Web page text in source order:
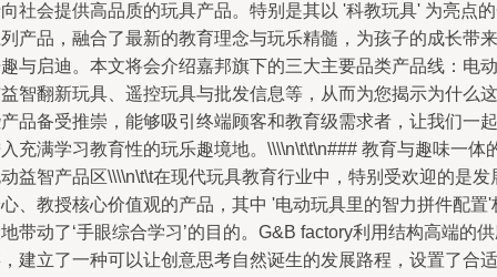
社会提供高品质的玩具产品。特别是其以 '科教玩具' 为亮点
产品，融合了最新的教育理念与玩乐精髓，为孩子的成长带来
与启迪。本文将会介绍嘉邦旗下的三大主要品类产品线：电动
智翻新玩具、遥控玩具与批发信息等，从而为您揭示为什么这
品备受推崇，能够吸引终端顾客和教育级需求者，让我们一起
充满学习教育性的玩乐趣境地。\\\\n\t\t\n### 教育与趣味一体
益智产品区\\\\n\t\t在现代玩具教育行业中，特别受欢迎的是发
、教授核心价值观的产品，其中 '电动玩具里的智力拼件配置'
带动了‘手眼综合学习’的目的。G&B factory利用结构高端的
建立了一种可以让创意思考自然诞生的发展路程，设置了合适